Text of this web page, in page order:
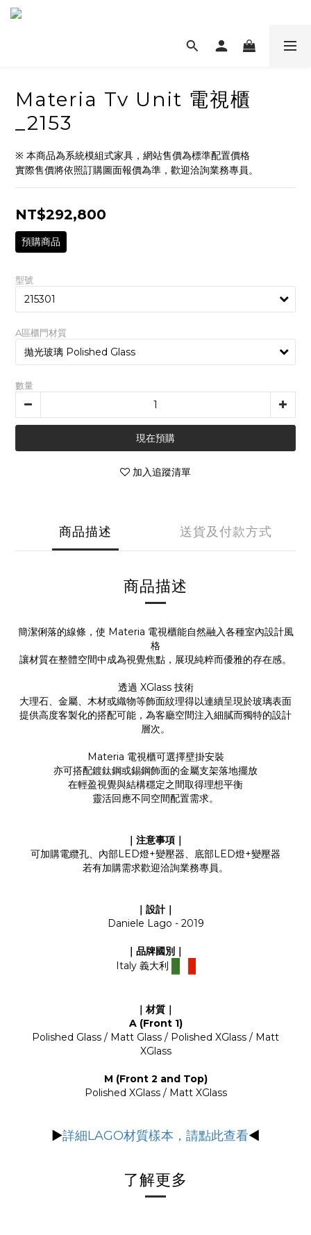
Materia Tv Unit 電視櫃
_2153
※ 本商品為系統模組式家具，網站售價為標準配置價格
實際售價將依照訂購圖面報價為準，歡迎洽詢業務專員。
NT$292,800
預購商品
型號
A區櫃門材質
數量
現在預購
加入追蹤清單
商品描述 送貨及付款方式
商品描述
簡潔俐落的線條，使 Materia 電視櫃能自然融入各種室內設計風
格
讓材質在整體空間中成為視覺焦點，展現純粹而優雅的存在感。
透過 XGlass 技術
大理石、金屬、木材或織物等飾面紋理得以連續呈現於玻璃表面
提供高度客製化的搭配可能，為客廳空間注入細膩而獨特的設計
層次。
Materia 電視櫃可選擇壁掛安裝
亦可搭配鍍鈦鋼或錫鋼飾面的金屬支架落地擺放
在輕盈視覺與結構穩定之間取得理想平衡
靈活回應不同空間配置需求。
｜注意事項｜
可加購電纜孔、內部LED燈+變壓器、底部LED燈+變壓器
若有加購需求歡迎洽詢業務專員。
｜設計｜
Daniele Lago - 2019
｜品牌國別｜
Italy 義大利
｜材質｜
A (Front 1)
Polished Glass / Matt Glass / Polished XGlass / Matt
XGlass
M (Front 2 and Top)
Polished XGlass / Matt XGlass
▶詳細LAGO材質樣本，請點此查看◀
了解更多